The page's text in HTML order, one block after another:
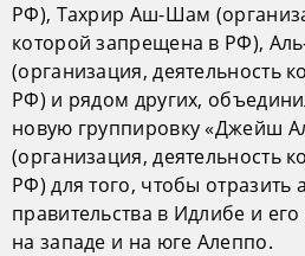
РФ), Тахрир Аш-Шам
которой запрещена в РФ),
(организация, деятельность
РФ) и рядом других,
новую группировку «Джейш
(организация, деятельность
РФ) для того, чтобы отразить
правительства в Идлибе и
на западе и на юге Алеппо.